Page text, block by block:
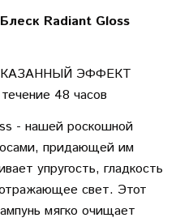
Radiant Gloss
ЭФФЕКТ
48 часов
- нашей роскошной
придающей им
упругость, гладкость
свет. Этот
мягко очищает